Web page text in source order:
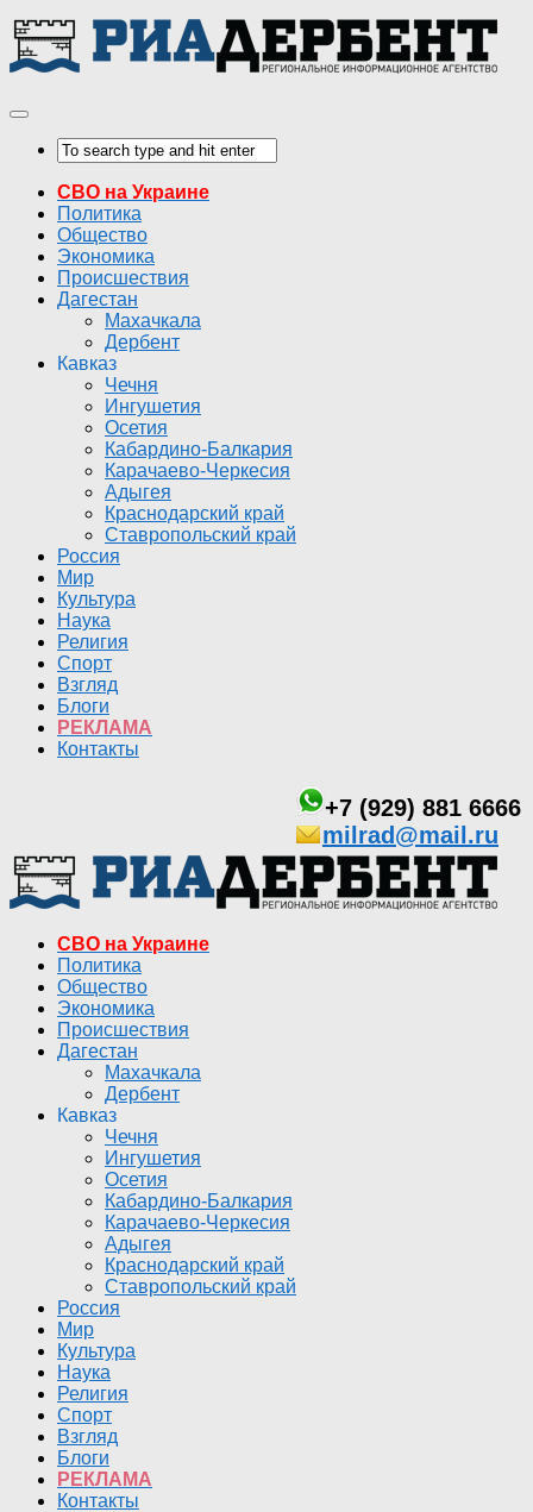
СВО на Украине
Политика
Общество
Экономика
Происшествия
Дагестан
Махачкала
Дербент
Кавказ
Чечня
Ингушетия
Осетия
Кабардино-Балкария
Карачаево-Черкесия
Адыгея
Краснодарский край
Ставропольский край
Россия
Мир
Культура
Наука
Религия
Спорт
Взгляд
Блоги
РЕКЛАМА
Контакты
+7 (929) 881 6666
milrad@mail.ru
СВО на Украине
Политика
Общество
Экономика
Происшествия
Дагестан
Махачкала
Дербент
Кавказ
Чечня
Ингушетия
Осетия
Кабардино-Балкария
Карачаево-Черкесия
Адыгея
Краснодарский край
Ставропольский край
Россия
Мир
Культура
Наука
Религия
Спорт
Взгляд
Блоги
РЕКЛАМА
Контакты